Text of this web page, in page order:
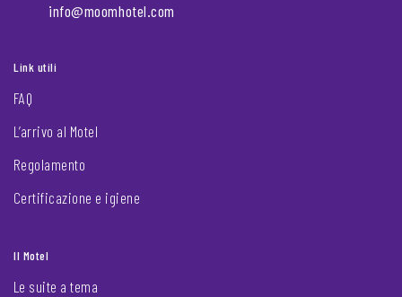
info@moomhotel.com
Link utili
FAQ
L’arrivo al Motel
Regolamento
Certificazione e igiene
Il Motel
Le suite a tema